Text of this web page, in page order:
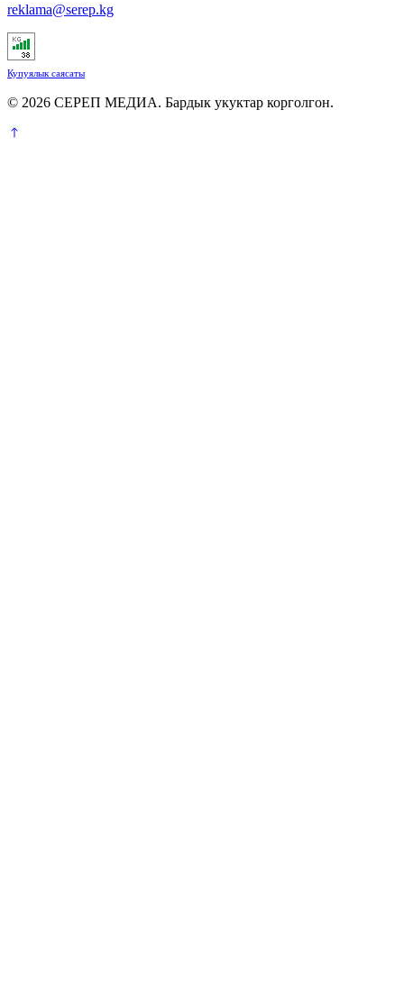
reklama@serep.kg
Купуялык саясаты
© 2026 СЕРЕП МЕДИА. Бардык укуктар корголгон.